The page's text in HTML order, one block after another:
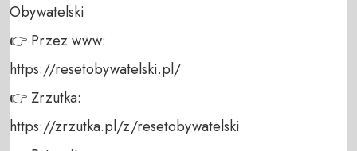
Obywatelski
👉 Przez www:
https://resetobywatelski.pl/
👉 Zrzutka:
https://zrzutka.pl/z/resetobywatelski